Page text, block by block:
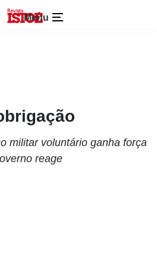
Menu
militar voluntário ganha força
reage